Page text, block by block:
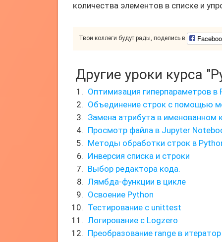
количества элементов в списке и
Твои коллеги будут рады, поделись в
Другие уроки курса
Оптимизация гиперпараметров в
Объединение строк с помощью
Замена атрибута в именованном
Просмотр файла в Jupyter
Методы обработки строк в
Инверсия списка и строки
Выбор редактора кода.
Лямбда-функции в цикле
Освоение Python
Тестирование с unittest
Логирование с Logzero
Преобразование range в итератор